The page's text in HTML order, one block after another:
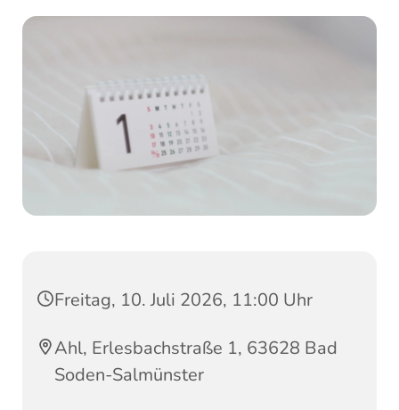
Freitag, 10. Juli 2026, 11:00 Uhr
Ahl, Erlesbachstraße 1, 63628 Bad
Soden-Salmünster